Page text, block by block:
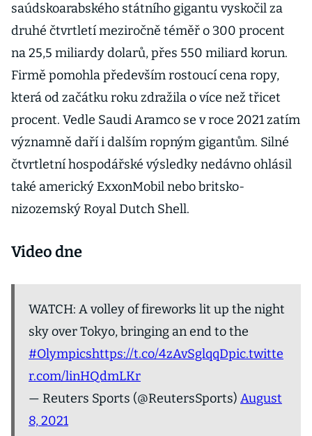
saúdskoarabského státního gigantu vyskočil za
druhé čtvrtletí meziročně téměř o 300 procent
na 25,5 miliardy dolarů, přes 550 miliard korun.
Firmě pomohla především rostoucí cena ropy,
která od začátku roku zdražila o více než třicet
procent. Vedle Saudi Aramco se v roce 2021 zatím
významně daří i dalším ropným gigantům. Silné
čtvrtletní hospodářské výsledky nedávno ohlásil
také americký ExxonMobil nebo britsko-
nizozemský Royal Dutch Shell.
Video dne
WATCH: A volley of fireworks lit up the night
sky over Tokyo, bringing an end to the
#Olympicshttps://t.co/4zAvSglqqDpic.twitte
r.com/linHQdmLKr
— Reuters Sports (@ReutersSports) August
8, 2021